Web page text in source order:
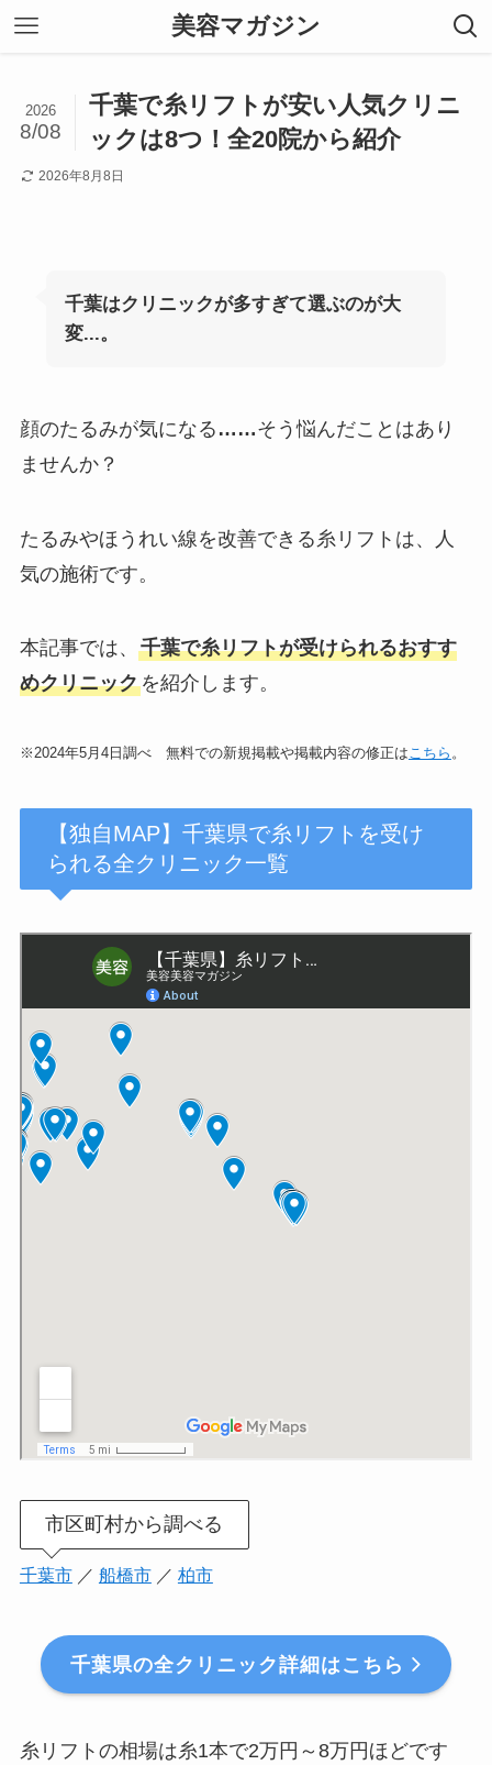
美容マガジン
千葉で糸リフトが安い人気クリニ
ックは8つ！全20院から紹介
2026
8/08
2026年8月8日
千葉はクリニックが多すぎて選ぶのが大
変...。
顔のたるみが気になる ……そう悩んだことはあり
ませんか？
たるみやほうれい線を改善できる糸リフトは、人
気の施術です。
本記事では、 千葉で糸リフトが受けられるおすす
めクリニックを紹介します。
※2024年5月4日調べ 無料での新規掲載や掲載内容の修正はこちら 。
【独自MAP】千葉県で糸リフトを受け
られる全クリニック一覧
市区町村から調べる
千葉市／ 船橋市／ 柏市
千葉県の全クリニック詳細はこちら
糸リフトの相場は糸1本で2万円～8万円ほどです